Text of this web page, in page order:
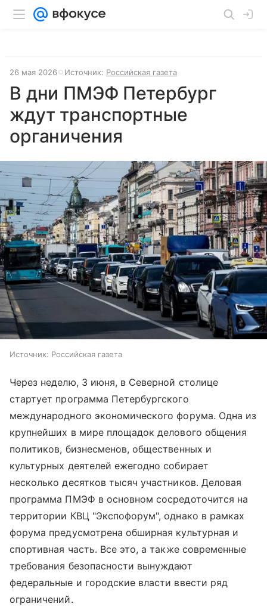
26 мая 2026 Источник: Российская газета
В дни ПМЭФ Петербург
ждут транспортные
органичения
Источник: Российская газета
Через неделю, 3 июня, в Северной столице
стартует программа Петербургского
международного экономического форума. Одна из
крупнейших в мире площадок делового общения
политиков, бизнесменов, общественных и
культурных деятелей ежегодно собирает
несколько десятков тысяч участников. Деловая
программа ПМЭФ в основном сосредоточится на
территории КВЦ "Экспофорум", однако в рамках
форума предусмотрена обширная культурная и
спортивная часть. Все это, а также современные
требования безопасности вынуждают
федеральные и городские власти ввести ряд
ограничений.